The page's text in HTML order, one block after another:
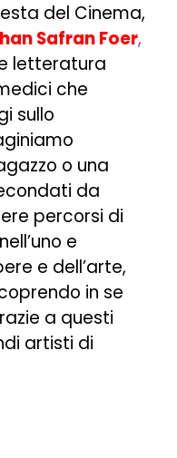
del Cinema,
Safran Foer,
letteratura
che
sullo
o una
da
percorsi di
e
e dell’arte,
in se
a questi
artisti di